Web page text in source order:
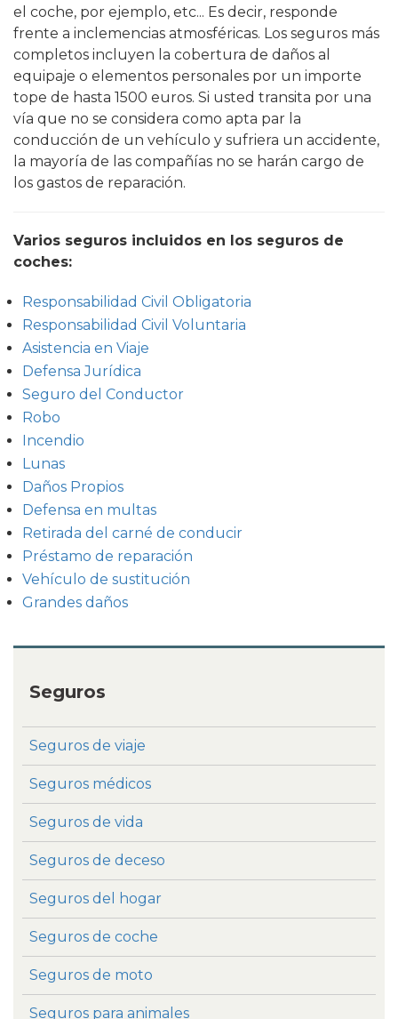
el coche, por ejemplo, etc... Es decir, responde
frente a inclemencias atmosféricas. Los seguros más
completos incluyen la cobertura de daños al
equipaje o elementos personales por un importe
tope de hasta 1500 euros. Si usted transita por una
vía que no se considera como apta par la
conducción de un vehículo y sufriera un accidente,
la mayoría de las compañías no se harán cargo de
los gastos de reparación.
Varios seguros incluidos en los seguros de
coches:
Responsabilidad Civil Obligatoria
Responsabilidad Civil Voluntaria
Asistencia en Viaje
Defensa Jurídica
Seguro del Conductor
Robo
Incendio
Lunas
Daños Propios
Defensa en multas
Retirada del carné de conducir
Préstamo de reparación
Vehículo de sustitución
Grandes daños
Seguros
Seguros de viaje
Seguros médicos
Seguros de vida
Seguros de deceso
Seguros del hogar
Seguros de coche
Seguros de moto
Seguros para animales